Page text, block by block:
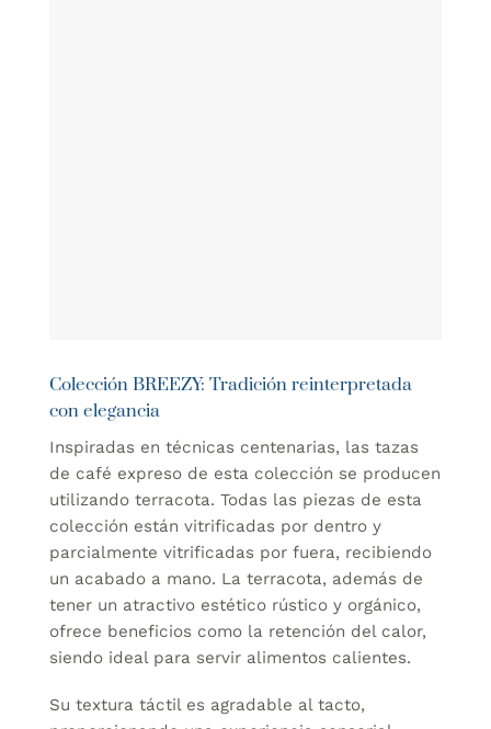
Colección BREEZY: Tradición reinterpretada
con elegancia
Inspiradas en técnicas centenarias, las tazas
de café expreso de esta colección se producen
utilizando terracota. Todas las piezas de esta
colección están vitrificadas por dentro y
parcialmente vitrificadas por fuera, recibiendo
un acabado a mano. La terracota, además de
tener un atractivo estético rústico y orgánico,
ofrece beneficios como la retención del calor,
siendo ideal para servir alimentos calientes.
Su textura táctil es agradable al tacto,